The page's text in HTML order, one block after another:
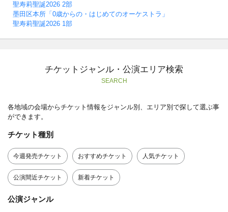
聖寿莉聖誕2026 2部
墨田区本所「0歳からの・はじめてのオーケストラ」
聖寿莉聖誕2026 1部
チケットジャンル・公演エリア検索
SEARCH
各地域の会場からチケット情報をジャンル別、エリア別で探して選ぶ事
ができます。
チケット種別
今週発売チケット おすすめチケット 人気チケット
公演間近チケット 新着チケット
公演ジャンル